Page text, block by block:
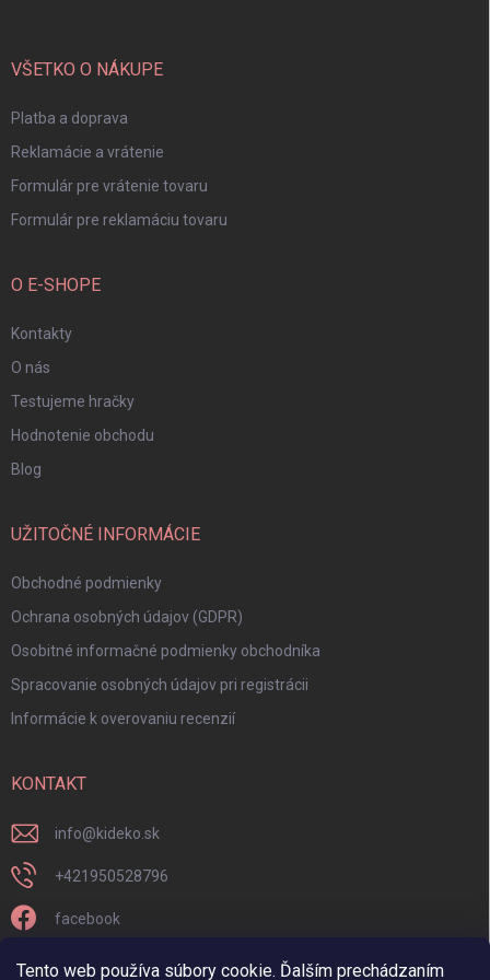
Tento web používa súbory cookie. Ďalším prechádzaním
VŠETKO O NÁKUPE
Platba a doprava
Reklamácie a vrátenie
Formulár pre vrátenie tovaru
Formulár pre reklamáciu tovaru
O E-SHOPE
Kontakty
O nás
Testujeme hračky
Hodnotenie obchodu
Blog
UŽITOČNÉ INFORMÁCIE
Obchodné podmienky
Ochrana osobných údajov (GDPR)
Osobitné informačné podmienky obchodníka
Spracovanie osobných údajov pri registrácii
Informácie k overovaniu recenzií
KONTAKT
info@kideko.sk
+421950528796
facebook
kideko.sk/